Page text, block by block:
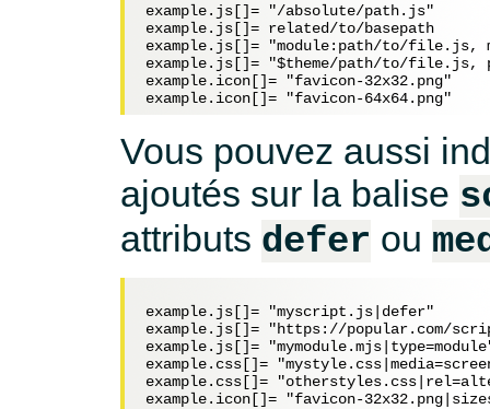
example.js[]= "/absolute/path.js"
example.js[]= related/to/basepath
example.js[]= "module:path/to/file.js,
example.js[]= "$theme/path/to/
example.icon[]= "favicon-32x32.png"
Vous pouvez aussi
ajoutés sur la balise
attributs defer ou
example.js[]= "myscript.js|defer"
example.js[]= "https://popular.com/
example.js[]=
example.css[]=
example.css[]=
example.icon[]= "favicon-